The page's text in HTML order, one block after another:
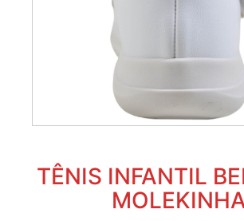
TÊNIS INFANTIL